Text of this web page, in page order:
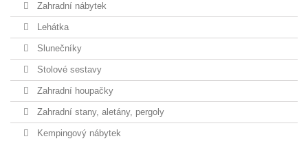
Zahradní nábytek
Lehátka
Slunečníky
Stolové sestavy
Zahradní houpačky
Zahradní stany, aletány, pergoly
Kempingový nábytek